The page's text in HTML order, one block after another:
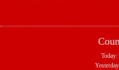
Today: